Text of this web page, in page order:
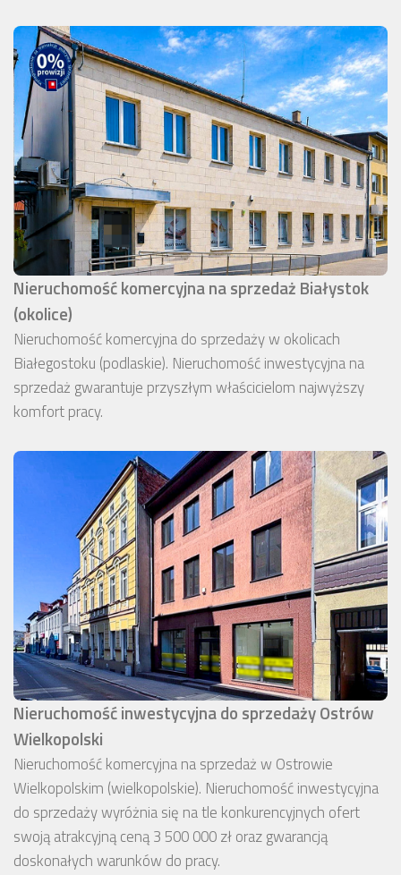
Nieruchomość komercyjna na sprzedaż Białystok
(okolice)
Nieruchomość komercyjna do sprzedaży w okolicach
Białegostoku (podlaskie). Nieruchomość inwestycyjna na
sprzedaż gwarantuje przyszłym właścicielom najwyższy
komfort pracy.
Nieruchomość inwestycyjna do sprzedaży Ostrów
Wielkopolski
Nieruchomość komercyjna na sprzedaż w Ostrowie
Wielkopolskim (wielkopolskie). Nieruchomość inwestycyjna
do sprzedaży wyróżnia się na tle konkurencyjnych ofert
swoją atrakcyjną ceną 3 500 000 zł oraz gwarancją
doskonałych warunków do pracy.